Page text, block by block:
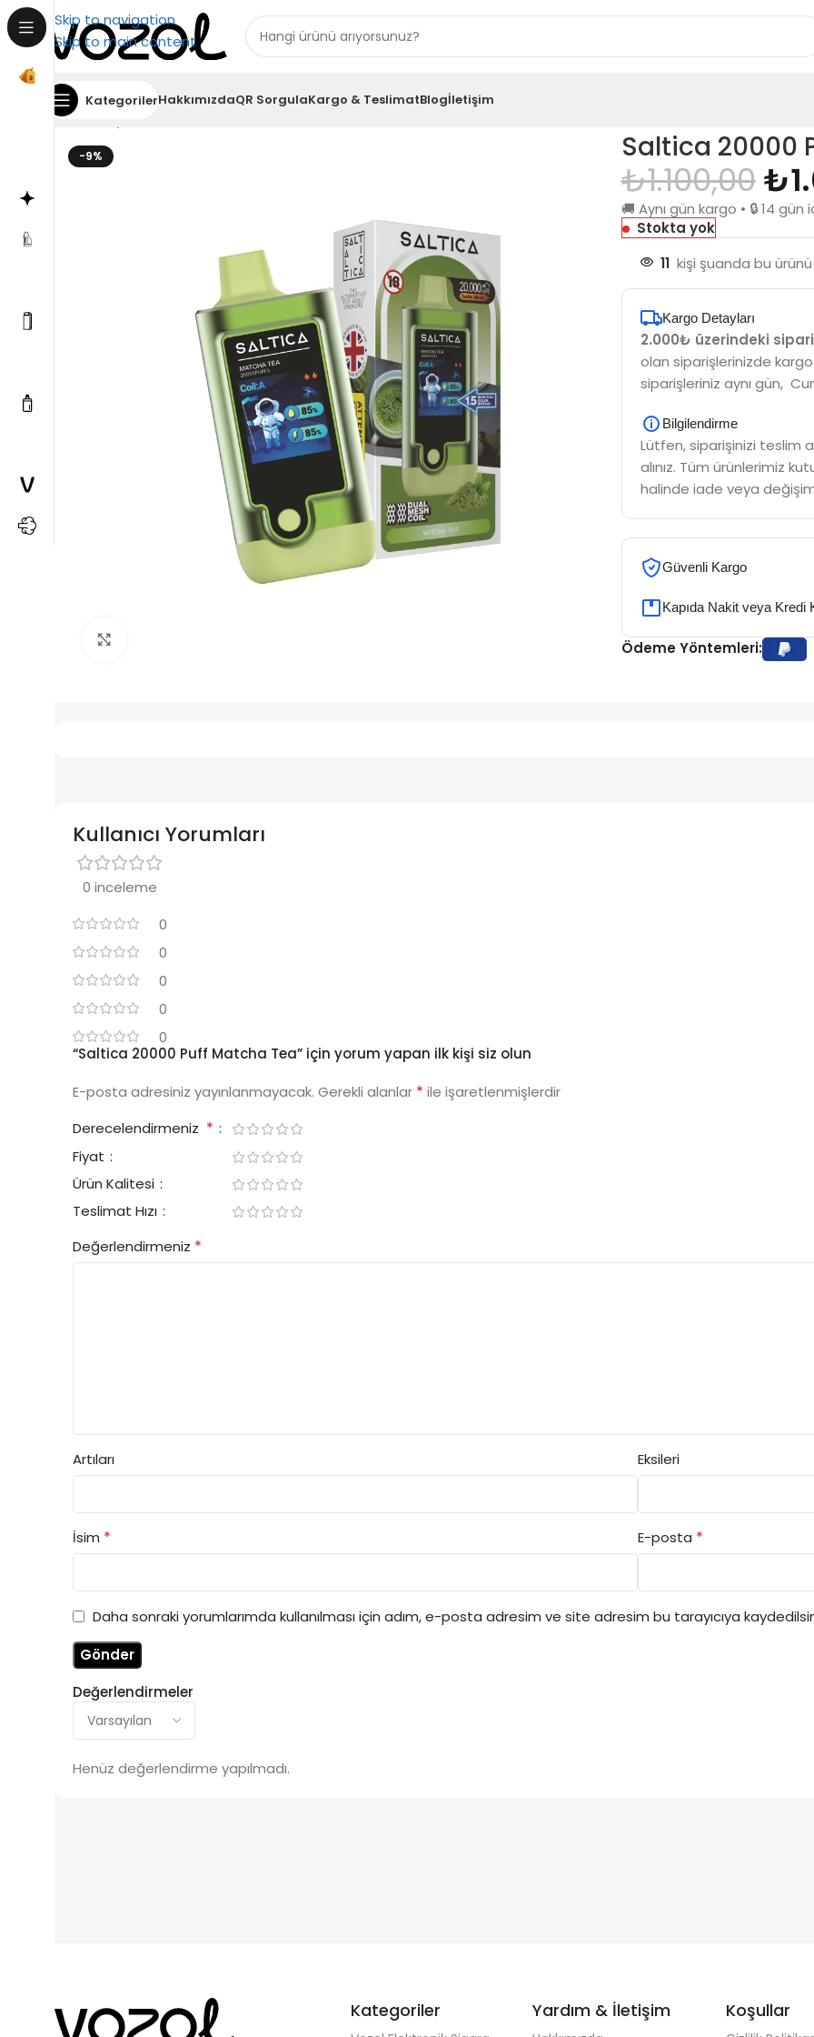
Skip to navigation
Skip to main content
KategorilerHakkımızdaQR SorgulaKargo & TeslimatBlogİletişim
Ana Sayfa
-9% Saltica 20000
₺1.100,00₺
🚚 Aynı gün kargo • 🔒 14
Stokta yok
11 kişi şuanda bu
Kargo Detayları
2.000₺ üzerindeki
olan siparişlerinizde
siparişleriniz aynı gün,
Bilgilendirme
Lütfen, siparişinizi teslim
alınız. Tüm ürünlerimiz
halinde iade veya
Güvenli Kargo
Kapıda Nakit veya Kredi
Ödeme Yöntemleri:
Kullanıcı Yorumları
0 inceleme
0
0
0
0
0
Değerlendirmeler
Henüz değerlendirme yapılmadı.
“Saltica 20000 Puff Matcha Tea” için yorum yapan ilk kişi siz olun
E-posta adresiniz yayınlanmayacak. Gerekli alanlar * ile işaretlenmişlerdir
Derecelendirmeniz *
Fiyat
Ürün Kalitesi
Teslimat Hızı
Değerlendirmeniz *
Artıları Eksileri
İsim * E-posta *
Daha sonraki yorumlarımda kullanılması için adım, e-posta adresim ve site adresim bu tarayıcıya
Kategoriler Yardım & İletişim Koşullar